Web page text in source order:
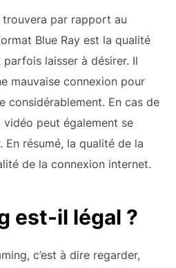
trouvera par rapport au
Blue Ray est la qualité
parfois laisser à désirer. Il
mauvaise connexion pour
considérablement. En cas de
vidéo peut également se
En résumé, la qualité de la
de la connexion internet.
est-il légal ?
c’est à dire regarder,